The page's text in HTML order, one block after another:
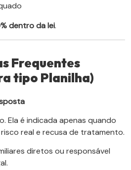
dentro da lei.
Frequentes
tipo Planilha)
Ela é indicada apenas quando
real e recusa de tratamento.
diretos ou responsável